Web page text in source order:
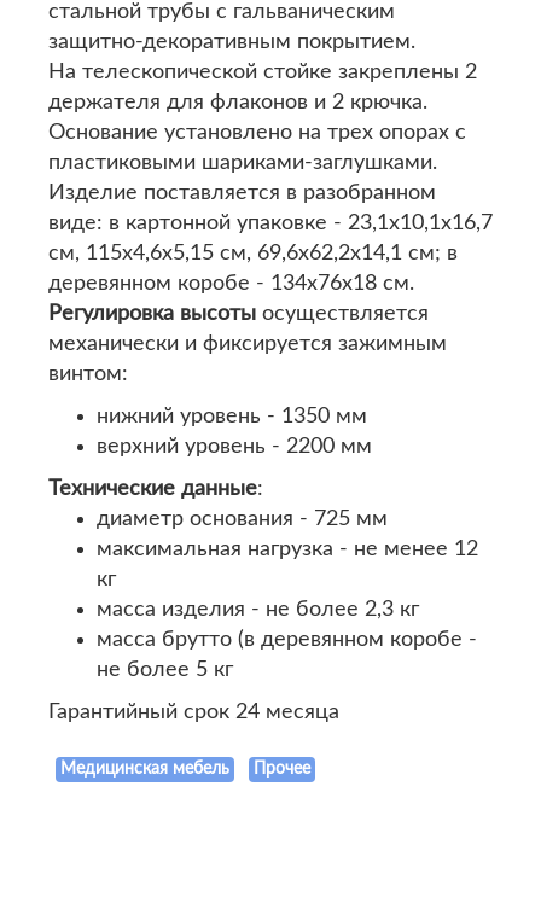
стальной трубы с гальваническим
защитно-декоративным покрытием.
На телескопической стойке закреплены 2
держателя для флаконов и 2 крючка.
Основание установлено на трех опорах с
пластиковыми шариками-заглушками.
Изделие поставляется в разобранном
виде: в картонной упаковке - 23,1х10,1х16,7
см, 115х4,6х5,15 см, 69,6х62,2х14,1 см; в
деревянном коробе - 134х76х18 см.
Регулировка высоты осуществляется
механически и фиксируется зажимным
винтом:
нижний уровень - 1350 мм
верхний уровень - 2200 мм
Технические данные:
диаметр основания - 725 мм
максимальная нагрузка - не менее 12
кг
масса изделия - не более 2,3 кг
масса брутто (в деревянном коробе -
не более 5 кг
Гарантийный срок 24 месяца
Медицинская мебель Прочее